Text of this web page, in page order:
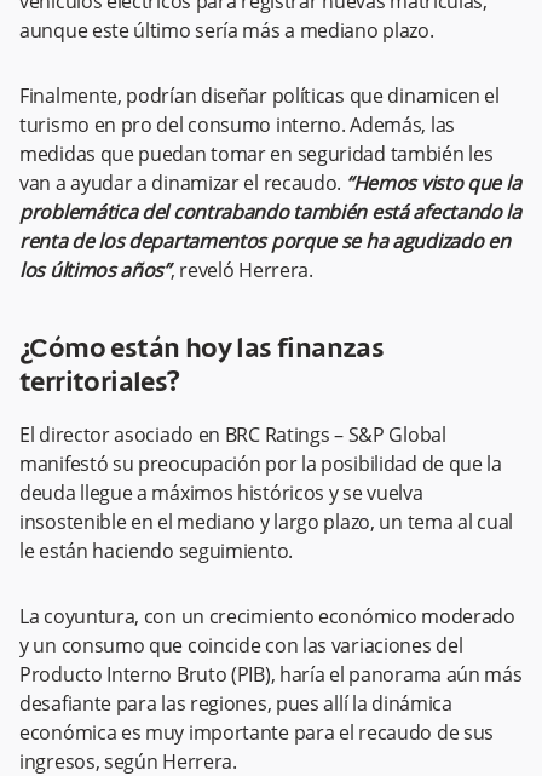
aunque este último sería más a mediano plazo.
Finalmente, podrían diseñar políticas que dinamicen el
turismo en pro del consumo interno. Además, las
medidas que puedan tomar en seguridad también les
van a ayudar a dinamizar el recaudo. “Hemos visto que la
problemática del contrabando también está afectando la
renta de los departamentos porque se ha agudizado en
los últimos años”, reveló Herrera.
¿Cómo están hoy las finanzas
territoriales?
El director asociado en BRC Ratings – S&P Global
manifestó su preocupación por la posibilidad de que la
deuda llegue a máximos históricos y se vuelva
insostenible en el mediano y largo plazo, un tema al cual
le están haciendo seguimiento.
La coyuntura, con un crecimiento económico moderado
y un consumo que coincide con las variaciones del
Producto Interno Bruto (PIB), haría el panorama aún más
desafiante para las regiones, pues allí la dinámica
económica es muy importante para el recaudo de sus
ingresos, según Herrera.